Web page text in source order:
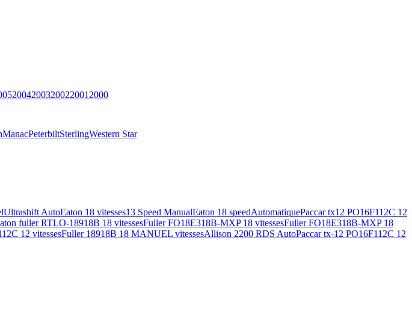
2004200320022001 2000
ManacPeterbiltSterlingWestern Star
Ultrashift AutoEaton 18 vitesses13 Speed ManualEaton 18 speedAutomatiquePaccar tx12 PO16F112C 12
fuller RTLO-18918B 18 vitessesFuller FO18E318B-MXP 18 vitessesFuller FO18E318B-MXP 18
12 vitessesFuller 18918B 18 MANUEL vitessesAllison 2200 RDS AutoPaccar tx-12 PO16F112C 12